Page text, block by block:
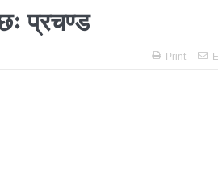
सहिद स्मृति दिवसमा माओवादी बेलकोटगढी
कविता- म हैन भने
४ वटा सञ्चार माध्यमको कालोसूची
प्रचण्ड
Print